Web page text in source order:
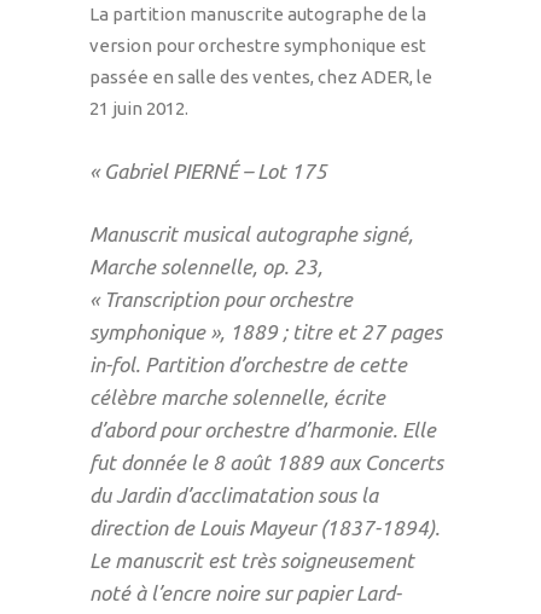
La partition manuscrite autographe de la
version pour orchestre symphonique est
passée en salle des ventes, chez ADER, le
21 juin 2012.
« Gabriel PIERNÉ – Lot 175
Manuscrit musical autographe signé,
Marche solennelle, op. 23,
« Transcription pour orchestre
symphonique », 1889 ; titre et 27 pages
in-fol. Partition d’orchestre de cette
célèbre marche solennelle, écrite
d’abord pour orchestre d’harmonie. Elle
fut donnée le 8 août 1889 aux Concerts
du Jardin d’acclimatation sous la
direction de Louis Mayeur (1837-1894).
Le manuscrit est très soigneusement
noté à l’encre noire sur papier Lard-